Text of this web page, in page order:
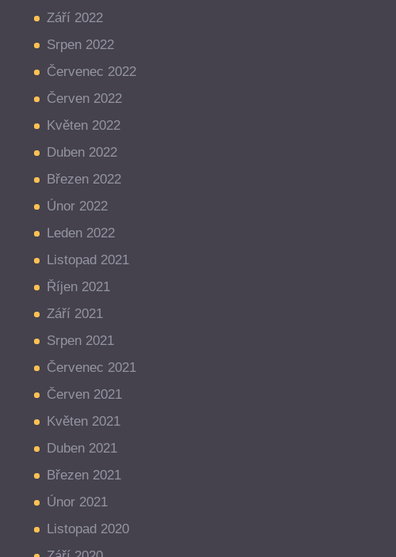
Září 2022
Srpen 2022
Červenec 2022
Červen 2022
Květen 2022
Duben 2022
Březen 2022
Únor 2022
Leden 2022
Listopad 2021
Říjen 2021
Září 2021
Srpen 2021
Červenec 2021
Červen 2021
Květen 2021
Duben 2021
Březen 2021
Únor 2021
Listopad 2020